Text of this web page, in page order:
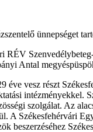
ünnepséget
Antal
vesz részt
intézményekkel.
szolgálat. Az
A Székesfehérvári
beszerzéséhez